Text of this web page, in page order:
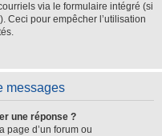
via le formulaire intégré (si
Ceci pour empêcher l’utilisation
messages
une réponse ?
page d’un forum ou